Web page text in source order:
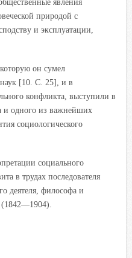
природой с
и эксплуатации,
он сумел
[10. С. 25], и в
конфликта, выступили в
и одного из важнейших
социологического
социального
в трудах последователя
деятеля, философа и
(1842—1904).